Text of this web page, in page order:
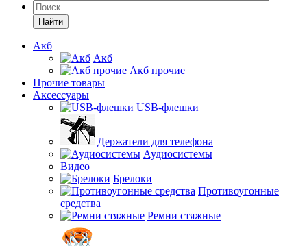
Найти
Акб
Акб
Акб прочие
Прочие товары
Аксессуары
USB-флешки
Держатели для телефона
Аудиосистемы
Видео
Брелоки
Противоугонные
средства
Ремни стяжные